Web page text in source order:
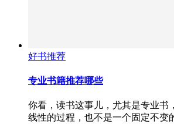
好书推荐
专业书籍推荐哪些
你看，读书这事儿，尤其是专业书
线性的过程，也不是一个固定不变